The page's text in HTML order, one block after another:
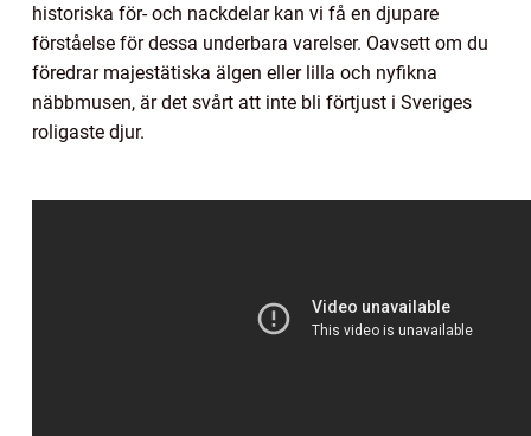
historiska för- och nackdelar kan vi få en djupare
förståelse för dessa underbara varelser. Oavsett om du
föredrar majestätiska älgen eller lilla och nyfikna
näbbmusen, är det svårt att inte bli förtjust i Sveriges
roligaste djur.